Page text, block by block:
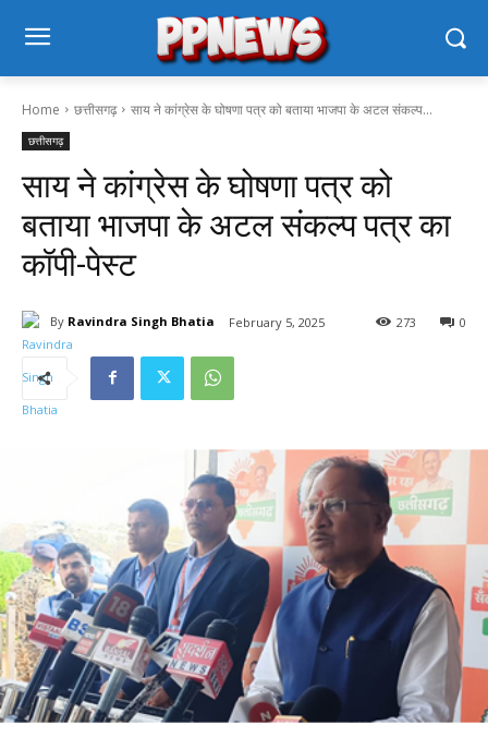
Home छत्तीसगढ़ साय ने कांग्रेस के घोषणा पत्र को बताया भाजपा के अटल संकल्प...
छत्तीसगढ़
साय ने कांग्रेस के घोषणा पत्र को
बताया भाजपा के अटल संकल्प पत्र का
कॉपी-पेस्ट
By Ravindra Singh Bhatia February 5, 2025 0
273